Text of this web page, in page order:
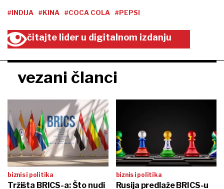
#INDIJA #KINA #COCA COLA #PEPSI
čitajte lider u digitalnom izdanju
vezani članci
biznis i politika
Tržišta BRICS-a: Što nudi
biznis i politika
Rusija predlaže BRICS-u